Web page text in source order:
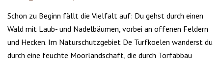
Schon zu Beginn fällt die Vielfalt auf: Du gehst durch einen
Wald mit Laub- und Nadelbäumen, vorbei an offenen Feldern
und Hecken. Im Naturschutzgebiet De Turfkoelen wanderst du
durch eine feuchte Moorlandschaft, die durch Torfabbau